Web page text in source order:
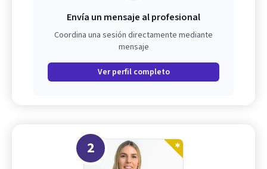
Envía un mensaje al profesional
Coordina una sesión directamente mediante
mensaje
Ver perfil completo
2